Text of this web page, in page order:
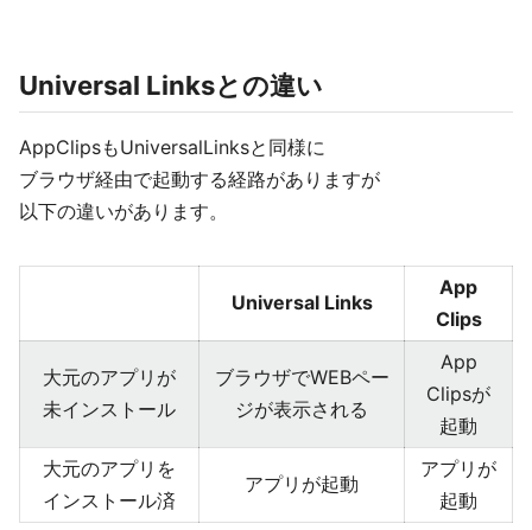
Universal Linksとの違い
AppClipsもUniversalLinksと同様に
ブラウザ経由で起動する経路がありますが
以下の違いがあります。
Universal Links
App
Clips
大元のアプリが
未インストール
ブラウザでWEBペー
ジが表示される
App
Clipsが
起動
大元のアプリを
インストール済
アプリが起動
アプリが
起動